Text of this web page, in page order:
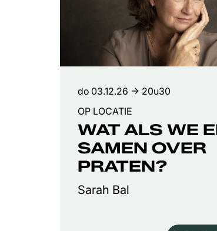
WAT ALS WE
SAMEN OVER
PRATEN?
Sarah Bal
OP LOCATIE
do 03.12.26 → 20u30